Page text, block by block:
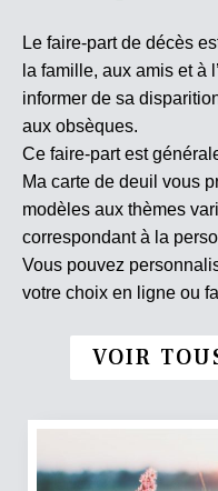
Le faire-part de décès
la famille, aux amis et à
informer de sa
aux obsèques.
Ce faire-part est
Ma carte de deuil vous
modèles aux thèmes
correspondant à la
Vous pouvez
votre choix en ligne ou
VOIR